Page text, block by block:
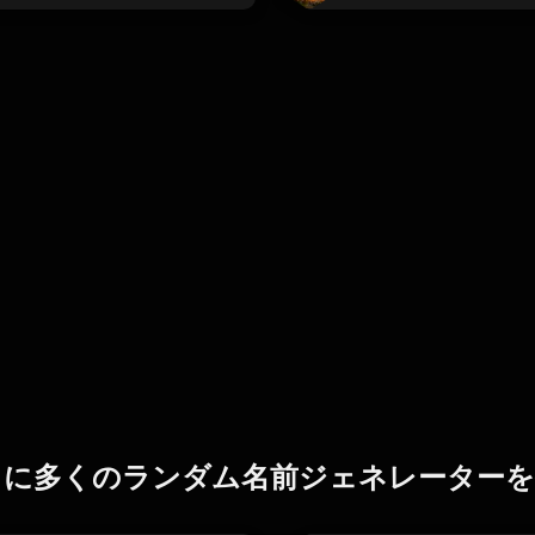
多くのランダム名前ジェネレーター